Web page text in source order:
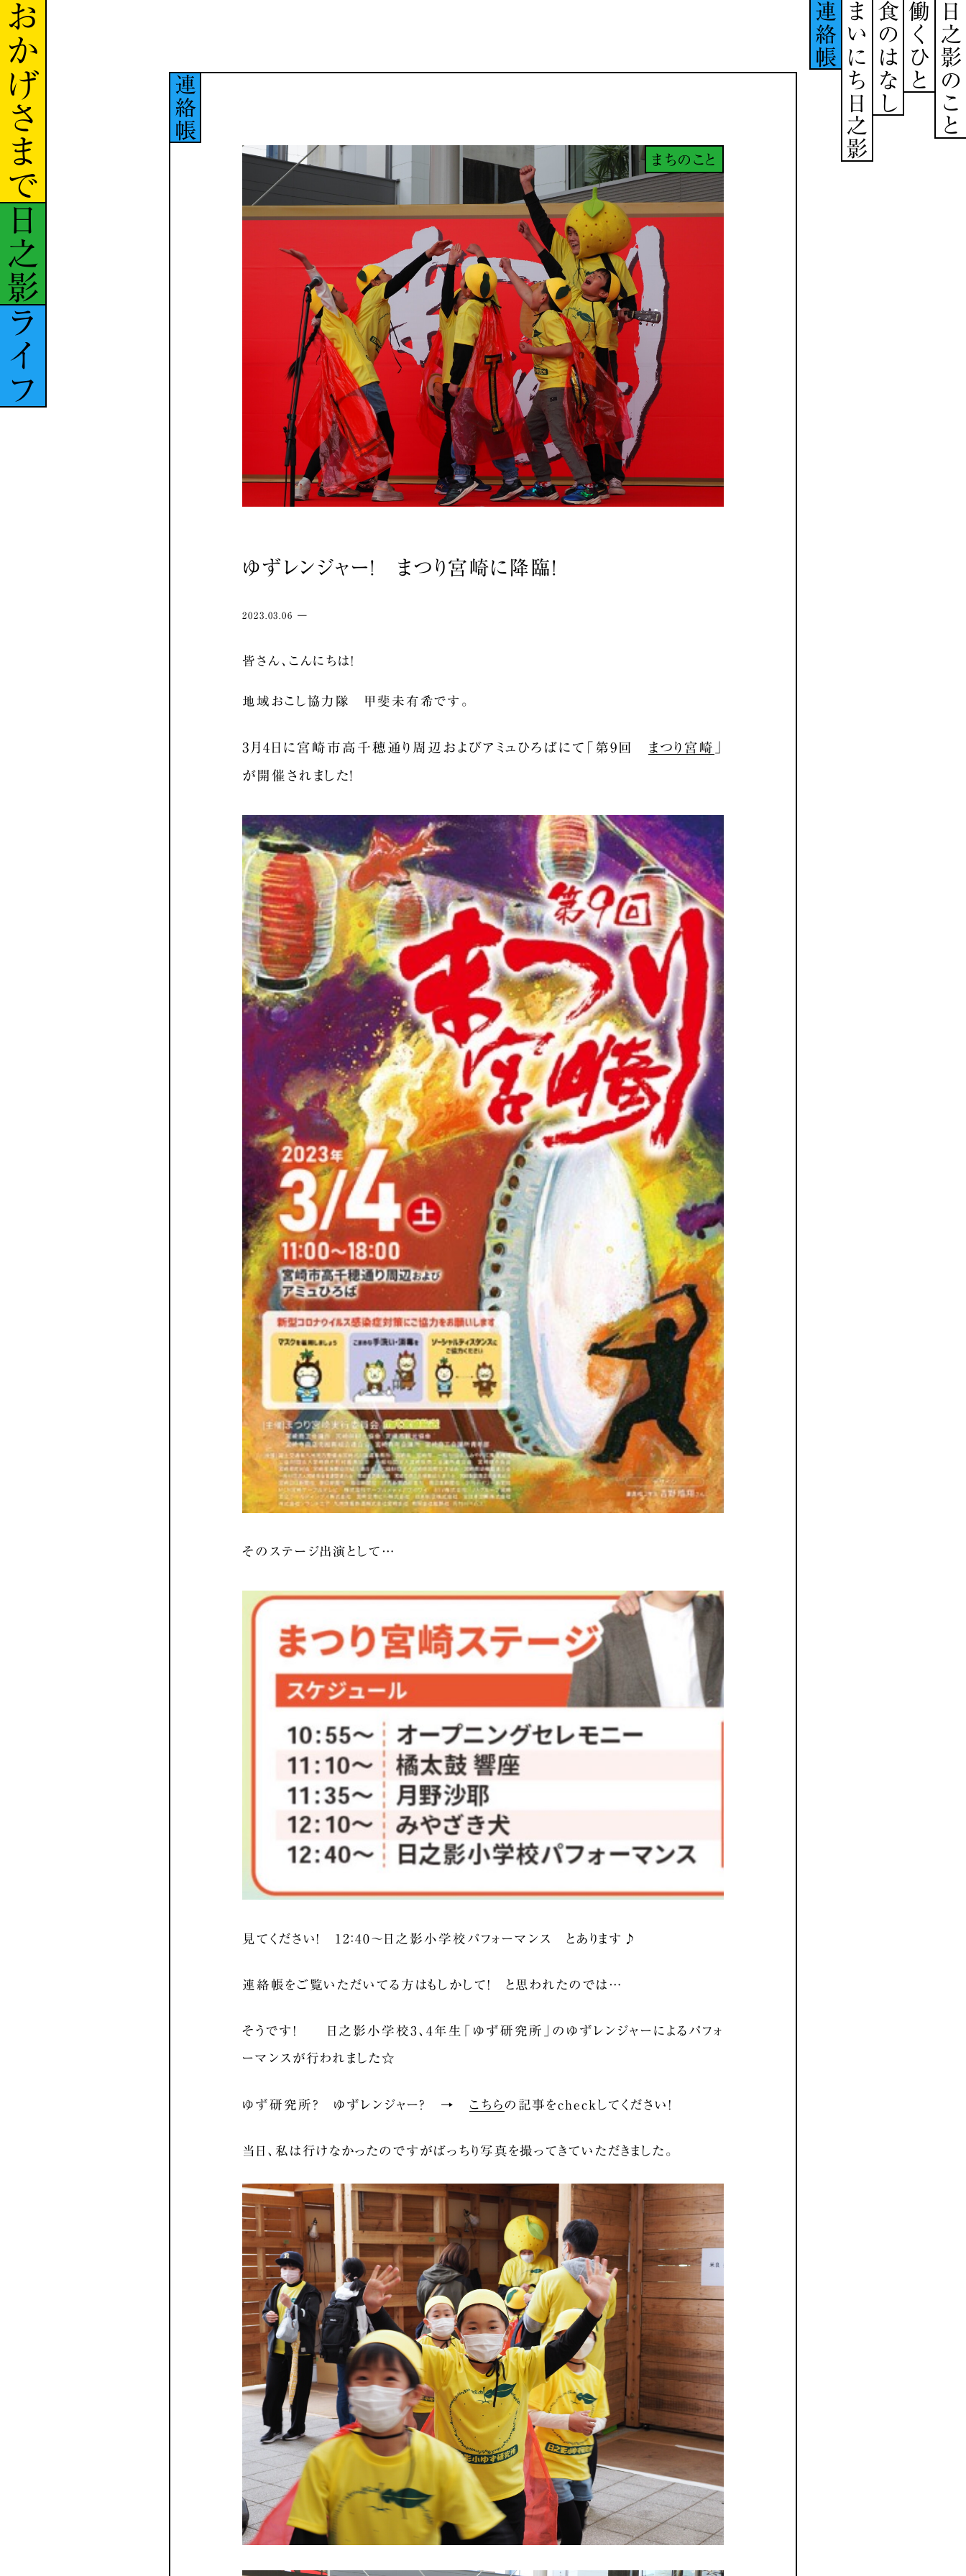
おかげさまで
日之影
ライフ
日之影のこと
働くひと
食のはなし
まいにち日之影
連絡帳
連絡帳
まちのこと
ゆずレンジャー！ まつり宮崎に降臨！
2023.03.06 ―
皆さん、こんにちは！
地域おこし協力隊 甲斐未有希です。
3月4日に宮崎市高千穂通り周辺およびアミュひろばにて「第9回 まつり宮崎
が開催されました！
そのステージ出演として…
見てください！ 12：40～日之影小学校パフォーマンス とあります♪
連絡帳をご覧いただいてる方はもしかして！ と思われたのでは…
そうです！ 日之影小学校3、4年生「ゆず研究所」のゆずレンジャーによるパフォ
ーマンスが行われました☆
ゆず研究所？ ゆずレンジャー？ → こちらの記事をcheckしてください！
当日、私は行けなかったのですがばっちり写真を撮ってきていただきました。